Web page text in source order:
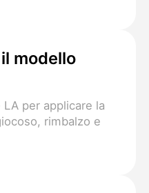
modello
per applicare la
rimbalzo e